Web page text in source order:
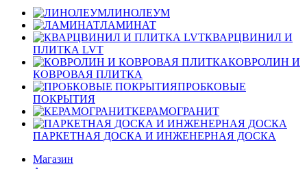
ЛИНОЛЕУМ
ЛАМИНАТ
КВАРЦВИНИЛ И
ПЛИТКА LVT
КОВРОЛИН И
КОВРОВАЯ ПЛИТКА
ПРОБКОВЫЕ
ПОКРЫТИЯ
КЕРАМОГРАНИТ
ПАРКЕТНАЯ ДОСКА И ИНЖЕНЕРНАЯ ДОСКА
Магазин